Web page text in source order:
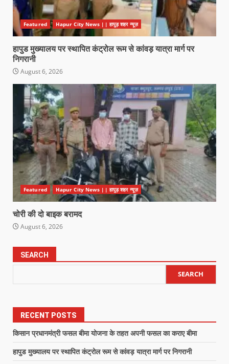
Featured Hapur City News || हापुड़ शहर न्यूज़
हापुड मुख्यालय पर स्थापित कंट्रोल रूम से कांवड़ यात्रा मार्ग पर
निगरानी
August 6, 2026
Featured Hapur City News || हापुड़ शहर न्यूज़
चोरी की दो बाइक बरामद
August 6, 2026
SEARCH
SEARCH
RECENT POSTS
किसान प्रधानमंत्री फसल बीमा योजना के तहत अपनी फसल का कराए बीमा
हापुड मुख्यालय पर स्थापित कंट्रोल रूम से कांवड़ यात्रा मार्ग पर निगरानी